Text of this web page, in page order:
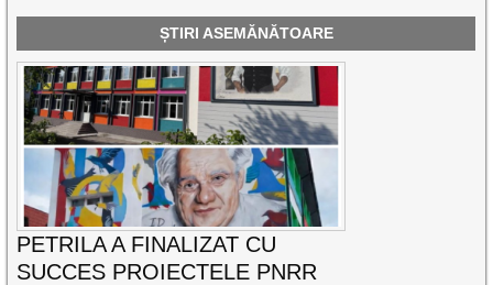
ȘTIRI ASEMĂNĂTOARE
PETRILA A FINALIZAT CU
SUCCES PROIECTELE PNRR